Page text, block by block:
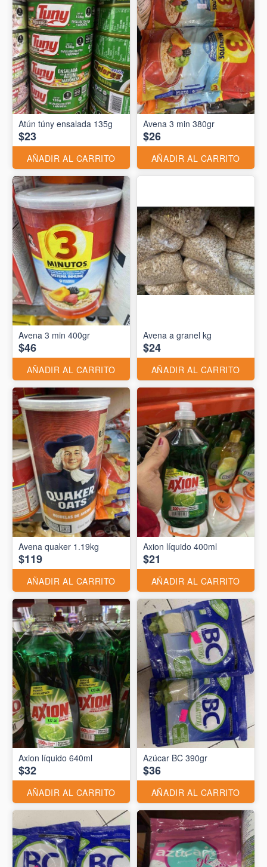
Atún túny ensalada 135g
$23
AÑADIR AL CARRITO
Avena 3 min 380gr
$26
AÑADIR AL CARRITO
Avena 3 min 400gr
$46
AÑADIR AL CARRITO
Avena a granel kg
$24
AÑADIR AL CARRITO
Avena quaker 1.19kg
$119
AÑADIR AL CARRITO
Axion líquido 400ml
$21
AÑADIR AL CARRITO
Axion líquido 640ml
$32
AÑADIR AL CARRITO
Azúcar BC 390gr
$36
AÑADIR AL CARRITO